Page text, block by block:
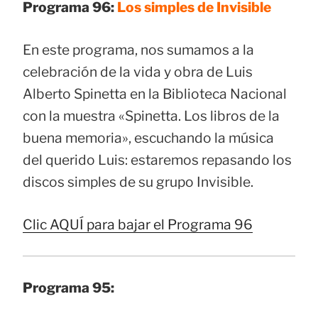
Programa 96: Los simples de Invisible
En este programa, nos sumamos a la
celebración de la vida y obra de Luis
Alberto Spinetta en la Biblioteca Nacional
con la muestra «Spinetta. Los libros de la
buena memoria», escuchando la música
del querido Luis: estaremos repasando los
discos simples de su grupo Invisible.
Clic AQUÍ para bajar el Programa 96
Programa 95: